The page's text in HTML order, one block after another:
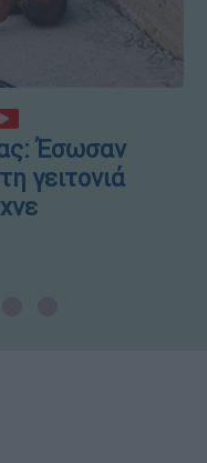
Έσωσαν
γειτονιά